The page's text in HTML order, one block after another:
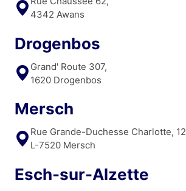
4342 Awans
Drogenbos
Grand' Route 307,
1620 Drogenbos
Mersch
Rue Grande-Duchesse Charlotte, 12
L-7520 Mersch
Esch-sur-Alzette